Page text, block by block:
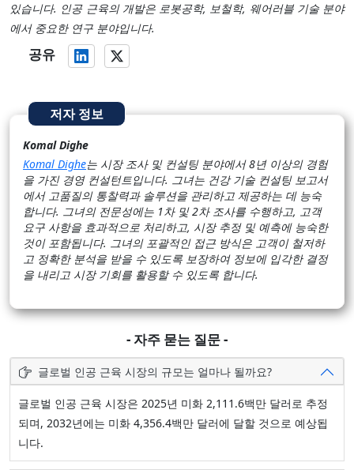
있습니다. 인공 근육의 개발은 로봇공학, 보철학, 웨어러블 기술 분야
에서 중요한 연구 분야입니다.
공유
저자 정보
Komal Dighe
Komal Dighe는 시장 조사 및 컨설팅 분야에서 8년 이상의 경험
을 가진 경영 컨설턴트입니다. 그녀는 건강 기술 컨설팅 보고서
에서 고품질의 통찰력과 솔루션을 관리하고 제공하는 데 능숙
합니다. 그녀의 전문성에는 1차 및 2차 조사를 수행하고, 고객
요구 사항을 효과적으로 처리하고, 시장 추정 및 예측에 능숙한
것이 포함됩니다. 그녀의 포괄적인 접근 방식은 고객이 철저하
고 정확한 분석을 받을 수 있도록 보장하여 정보에 입각한 결정
을 내리고 시장 기회를 활용할 수 있도록 합니다.
- 자주 묻는 질문 -
글로벌 인공 근육 시장의 규모는 얼마나 될까요?
글로벌 인공 근육 시장은 2025년 미화 2,111.6백만 달러로 추정
되며, 2032년에는 미화 4,356.4백만 달러에 달할 것으로 예상됩
니다.